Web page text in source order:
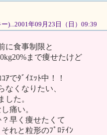
)...2001年09月23日（日）09:39
に食事制限と
まで痩せたけど
でﾀﾞｲｴｯﾄ中！！
なくなりたい、
した。
痛い。
早く痩せたくて
れと粒形のﾌﾟﾛﾃｲﾝ